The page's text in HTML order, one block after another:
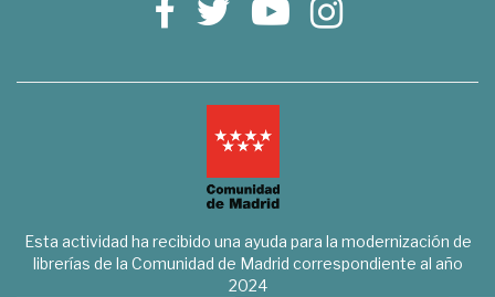
Esta actividad ha recibido una ayuda para la modernización de
librerías de la Comunidad de Madrid correspondiente al año
2024